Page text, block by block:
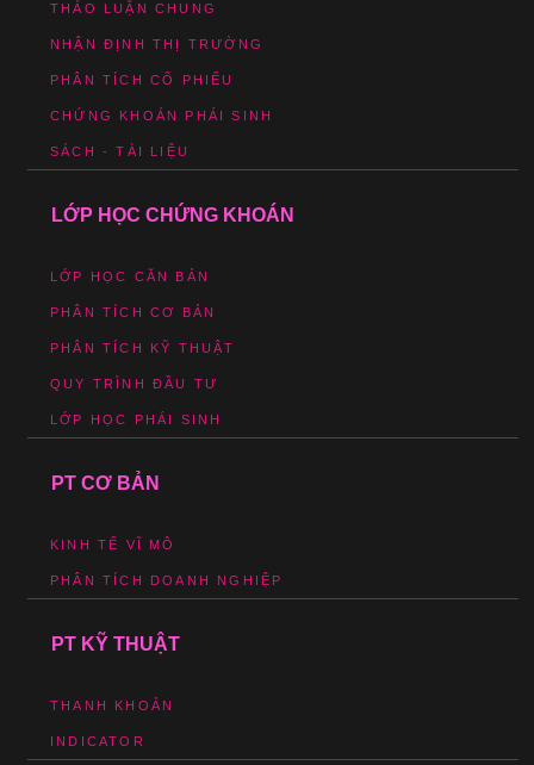
THẢO LUẬN CHUNG
NHẬN ĐỊNH THỊ TRƯỜNG
PHÂN TÍCH CỔ PHIẾU
CHỨNG KHOÁN PHÁI SINH
SÁCH - TÀI LIỆU
LỚP HỌC CHỨNG KHOÁN
LỚP HỌC CĂN BẢN
PHÂN TÍCH CƠ BẢN
PHÂN TÍCH KỸ THUẬT
QUY TRÌNH ĐẦU TƯ
LỚP HỌC PHÁI SINH
PT CƠ BẢN
KINH TẾ VĨ MÔ
PHÂN TÍCH DOANH NGHIỆP
PT KỸ THUẬT
THANH KHOẢN
INDICATOR